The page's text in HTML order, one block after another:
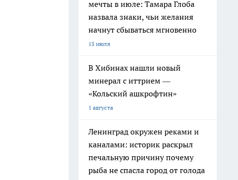
мечты в июле: Тамара Глоба
назвала знаки, чьи желания
начнут сбываться мгновенно
15 июля
В Хибинах нашли новый
минерал с иттрием —
«Кольский ашкрофтин»
1 августа
Ленинград окружен реками и
каналами: историк раскрыл
печальную причину почему
рыба не спасла город от голода